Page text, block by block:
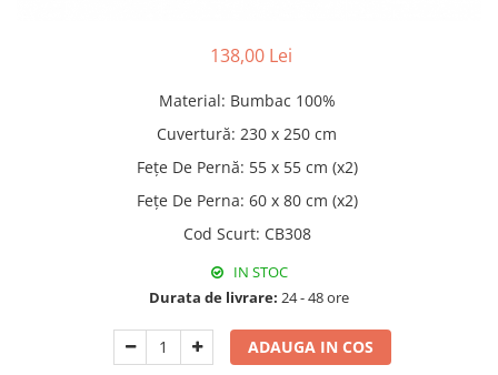
138,00 Lei
Material: Bumbac 100%
Cuvertură: 230 x 250 cm
Fețe De Pernă: 55 x 55 cm (x2)
Fețe De Perna: 60 x 80 cm (x2)
Cod Scurt: CB308
IN STOC
Durata de livrare: 24 - 48 ore
ADAUGA IN COS